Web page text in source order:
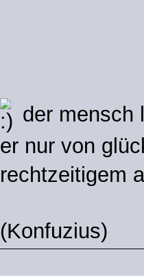
der mensch
er nur von
rechtzeitigem
(Konfuzius)